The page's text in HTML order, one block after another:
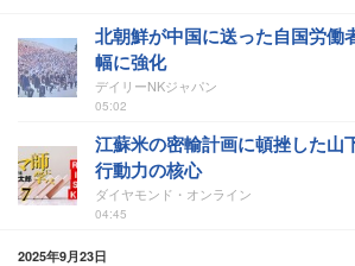
北朝鮮が中国に送った自国労働
幅に強化
デイリーNKジャパン
05:02
江蘇米の密輸計画に頓挫した山
行動力の核心
ダイヤモンド・オンライン
04:45
2025年9月23日